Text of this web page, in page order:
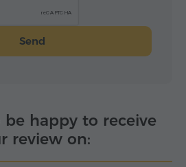
Send
happy to receive
review on: